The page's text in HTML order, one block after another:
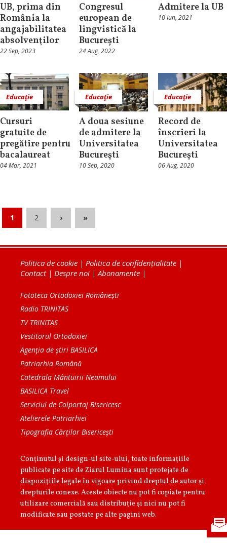
UB, prima din
România la
angajabilitatea
absolvenţilor
22 Sep, 2023
Congresul
european de
lingvistică la
București
24 Aug, 2022
Admitere la UB
10 Iun, 2021
Educaţie
Cursuri
gratuite de
pregătire pentru
bacalaureat
04 Mar, 2021
Educaţie
A doua sesiune
de admitere la
Universitatea
Bucureşti
10 Sep, 2020
Educaţie
Record de
înscrieri la
Universitatea
Bucureşti
06 Aug, 2020
1 2 › »
Politica de cookie | Politica de confidențialitate |
Contact| Despre noi |Abonamente |
Fototeca Ortodoxiei Românești
Radio TRINITAS
TV TRINITAS
Vestitorul Ortodoxiei
Agenţia de ştiri BASILICA
Patriarhia Română
Catedrala Mântuirii Neamului
BASILICA Travel
Serviciul de Colportaj Bisericesc
Atelierele Patriarhiei
Tipografia Cărţilor Bisericeşti
Conținutul și design-ul site-ului, toate informaţiile
publicate pe site de Ziarul Lumina sunt protejate de
dispoziţiile legale în vigoare privind dreptul de autor şi
drepturile conexe. Aceste obiecte nu pot fi copiate pentru
utilizare comercială sau distribuţie şi nici nu pot fi
modificate sau postate pe alte pagini web.